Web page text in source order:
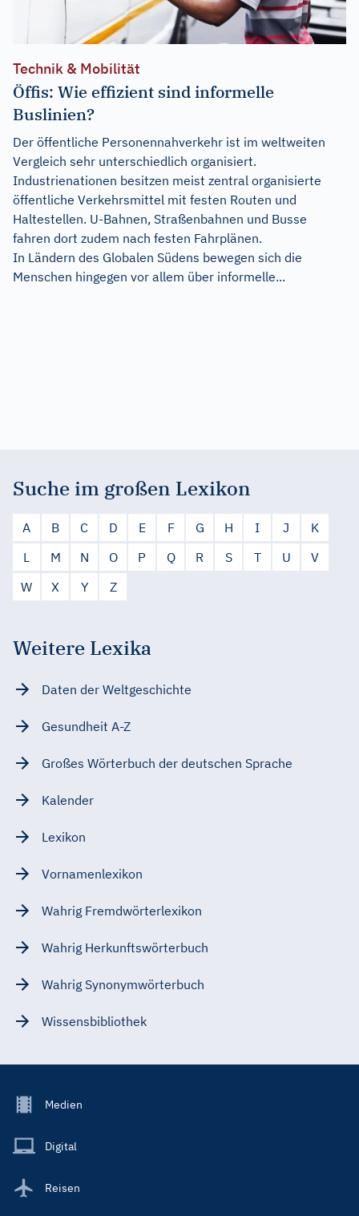
Technik & Mobilität
Öffis: Wie effizient sind informelle
Buslinien?
Der öffentliche Personennahverkehr ist im weltweiten
Vergleich sehr unterschiedlich organisiert.
Industrienationen besitzen meist zentral organisierte
öffentliche Verkehrsmittel mit festen Routen und
Haltestellen. U-Bahnen, Straßenbahnen und Busse
fahren dort zudem nach festen Fahrplänen.
In Ländern des Globalen Südens bewegen sich die
Menschen hingegen vor allem über informelle...
Suche im großen Lexikon
A B C D E F G H I J
K
L
M N O P Q R S T U
V
W
X Y Z
Weitere Lexika
Daten der Weltgeschichte
Gesundheit A-Z
Großes Wörterbuch der deutschen Sprache
Kalender
Lexikon
Vornamenlexikon
Wahrig Fremdwörterlexikon
Wahrig Herkunftswörterbuch
Wahrig Synonymwörterbuch
Wissensbibliothek
Footer
Main
Medien
Digital
Reisen